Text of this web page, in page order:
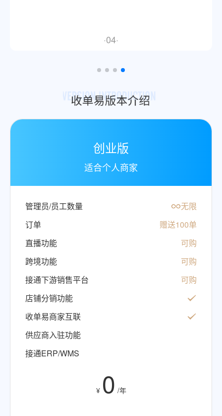
·04·
创业版
适合个人商家
管理员/员工数量
无限
订单
赠送100单
直播功能
可购
跨境功能
可购
接通下游销售平台
可购
店铺分销功能
收单易商家互联
供应商入驻功能
接通ERP/WMS
¥ 0 /年